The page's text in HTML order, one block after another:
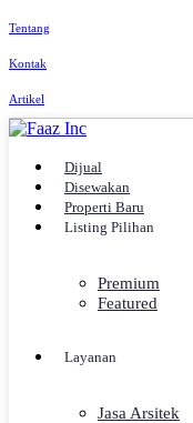
Tentang
Kontak
Artikel
Dijual
Disewakan
Properti Baru
Listing Pilihan
Premium
Featured
Layanan
Jasa Arsitek